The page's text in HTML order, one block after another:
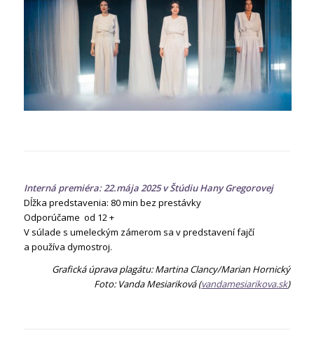
Interná premiéra: 22.mája 2025 v Štúdiu Hany Gregorovej
Dĺžka predstavenia: 80 min bez prestávky
Odporúčame od 12 +
V súlade s umeleckým zámerom sa v predstavení fajčí
a používa dymostroj.
Grafická úprava plagátu: Martina Clancy/Marian Hornický
Foto: Vanda Mesiariková (vandamesiarikova.sk)